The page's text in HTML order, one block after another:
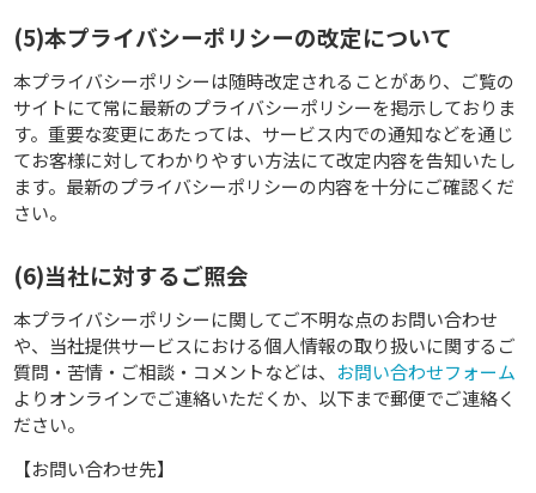
(5)本プライバシーポリシーの改定について
本プライバシーポリシーは随時改定されることがあり、ご覧の
サイトにて常に最新のプライバシーポリシーを掲示しておりま
す。重要な変更にあたっては、サービス内での通知などを通じ
てお客様に対してわかりやすい方法にて改定内容を告知いたし
ます。最新のプライバシーポリシーの内容を十分にご確認くだ
さい。
(6)当社に対するご照会
本プライバシーポリシーに関してご不明な点のお問い合わせ
や、当社提供サービスにおける個人情報の取り扱いに関するご
質問・苦情・ご相談・コメントなどは、 お問い合わせフォーム
よりオンラインでご連絡いただくか、以下まで郵便でご連絡く
ださい。
【お問い合わせ先】